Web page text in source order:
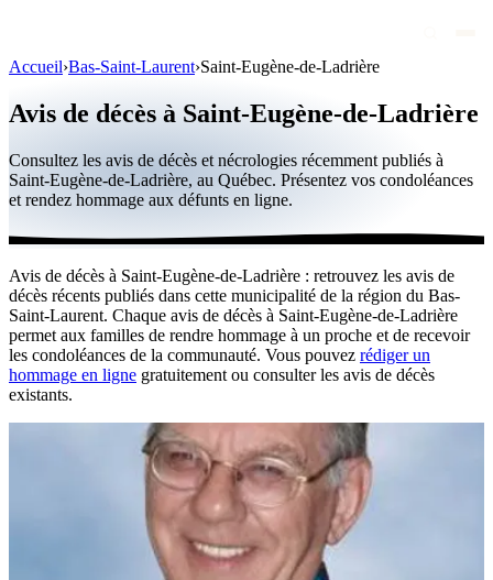
Personnalités publiques
Québec
Canada
International
Par région
Par ville
Maisons funéraires
Publier un avis
Accueil›Bas-Saint-Laurent›Saint-Eugène-de-Ladrière
Avis de décès à Saint-Eugène-de-Ladrière
Consultez les avis de décès et nécrologies récemment publiés à
Saint-Eugène-de-Ladrière, au Québec. Présentez vos condoléances
et rendez hommage aux défunts en ligne.
Avis de décès à Saint-Eugène-de-Ladrière : retrouvez les avis de
décès récents publiés dans cette municipalité de la région du Bas-
Saint-Laurent. Chaque avis de décès à Saint-Eugène-de-Ladrière
permet aux familles de rendre hommage à un proche et de recevoir
les condoléances de la communauté. Vous pouvez rédiger un
hommage en ligne gratuitement ou consulter les avis de décès
existants.